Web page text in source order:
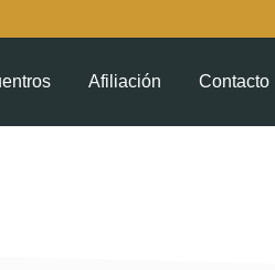
Afiliación Contacto